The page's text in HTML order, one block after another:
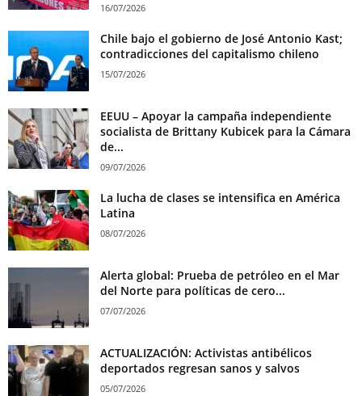
16/07/2026
Chile bajo el gobierno de José Antonio Kast;
contradicciones del capitalismo chileno
15/07/2026
EEUU – Apoyar la campaña independiente
socialista de Brittany Kubicek para la Cámara
de...
09/07/2026
La lucha de clases se intensifica en América
Latina
08/07/2026
Alerta global: Prueba de petróleo en el Mar
del Norte para políticas de cero...
07/07/2026
ACTUALIZACIÓN: Activistas antibélicos
deportados regresan sanos y salvos
05/07/2026